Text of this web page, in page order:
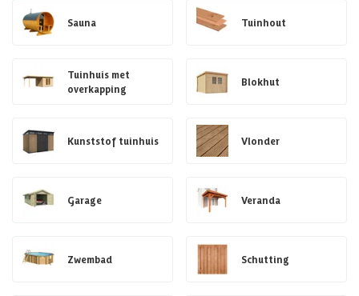
Sauna Tuinhout
Tuinhuis met
overkapping
Blokhut
Kunststof tuinhuis Vlonder
Garage Veranda
Zwembad Schutting